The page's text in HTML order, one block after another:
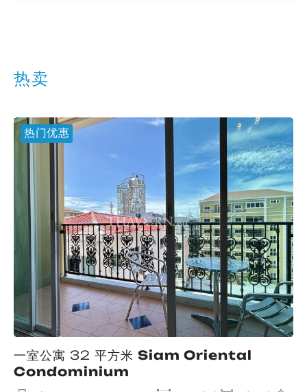
热卖
热门优惠
一室公寓 32 平方米 Siam Oriental
Condominium